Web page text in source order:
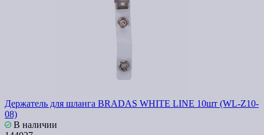
Держатель для шланга BRADAS WHITE LINE 10шт (WL-Z10-
08)
В наличии